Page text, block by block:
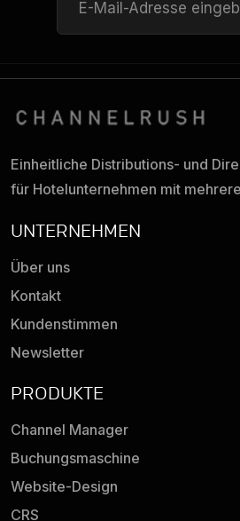
Einheitliche Distributions- und
für Hotelunternehmen mit
UNTERNEHMEN
Über uns
Kontakt
Kundenstimmen
Newsletter
PRODUKTE
Channel Manager
Buchungsmaschine
Website-Design
CRS